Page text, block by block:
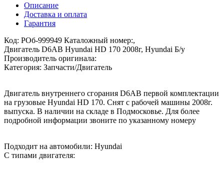
Описание
Доставка и оплата
Гарантия
Код: РОб-999949 Каталожный номер:,
Двигатель D6AB Hyundai HD 170 2008г, Hyundai Б/у
Производитель оригинала:
Категория: Запчасти/Двигатель
Двигатель внутреннего сгорания D6AB первой комплектации
на грузовые Hyundai HD 170. Снят с рабочей машины 2008г.
выпуска. В наличии на складе в Подмосковье. Для более
подробной информации звоните по указанному номеру
Подходит на автомобили: Hyundai
С типами двигателя: